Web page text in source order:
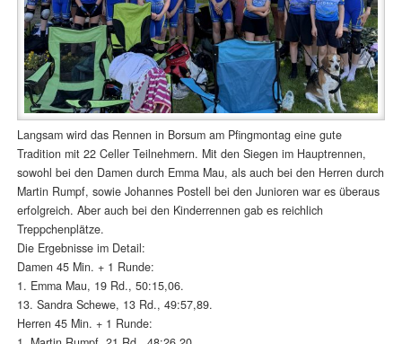
Langsam wird das Rennen in Borsum am Pfingmontag eine gute
Tradition mit 22 Celler Teilnehmern. Mit den Siegen im Hauptrennen,
sowohl bei den Damen durch Emma Mau, als auch bei den Herren durch
Martin Rumpf, sowie Johannes Postell bei den Junioren war es überaus
erfolgreich. Aber auch bei den Kinderrennen gab es reichlich
Treppchenplätze.
Die Ergebnisse im Detail:
Damen 45 Min. + 1 Runde:
1. Emma Mau, 19 Rd., 50:15,06.
13. Sandra Schewe, 13 Rd., 49:57,89.
Herren 45 Min. + 1 Runde: